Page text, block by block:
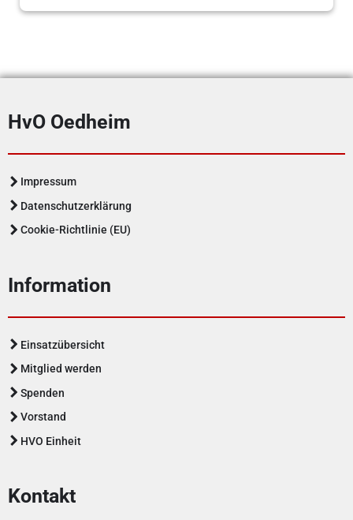
HvO Oedheim
Impressum
Datenschutzerklärung
Cookie-Richtlinie (EU)
Information
Einsatzübersicht
Mitglied werden
Spenden
Vorstand
HVO Einheit
Kontakt